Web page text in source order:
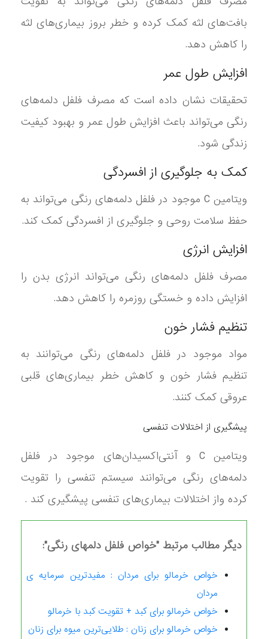
بافت‌های لثه کمک کرده و خطر بروز بیماری‌های لثه
را کاهش دهد.
افزایش طول عمر
تحقیقات نشان داده است که مصرف فلفل دلمه‌های
رنگی می‌تواند باعث افزایش طول عمر و بهبود کیفیت
زندگی شود.
کمک به جلوگیری از افسردگی
ویتامین C موجود در فلفل دلمه‌های رنگی می‌تواند به
حفظ سلامت روحی و جلوگیری از افسردگی کمک کند.
افزایش انرژی
مصرف فلفل دلمه‌های رنگی می‌تواند انرژی بدن را
افزایش داده و خستگی روزمره را کاهش دهد.
تنظیم فشار خون
مواد موجود در فلفل دلمه‌های رنگی می‌توانند به
تنظیم فشار خون و کاهش خطر بیماری‌های قلبی
عروقی کمک کنند.
پیشگیری از اختلالات تنفسی
ویتامین C و آنتی‌اکسیدان‌های موجود در فلفل
دلمه‌های رنگی می‌توانند سیستم تنفسی را تقویت
کرده واز اختلالات بیماری‌های تنفسی پیشگیری کند .
دیگر مطالب مرتبط "خواص فلفل دلمهای رنگی":
خواص خرمالو برای مردان : مفیدترین سرمایه ی
مردان
خواص خرمالو برای کبد + تقویت کبد با خرمالو
خواص خرمالو برای زنان : طلایی‌ترین میوه برای زنان